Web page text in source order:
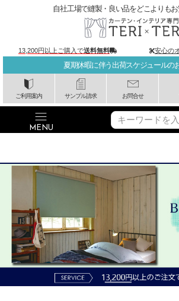
夏期休暇に伴う出荷スケジュールの
ご利用案内 サンプル請求 お問合せ
自社工場で縫製・良い品をどこよりも
13,200円以上ご購入で送料無料 安心の